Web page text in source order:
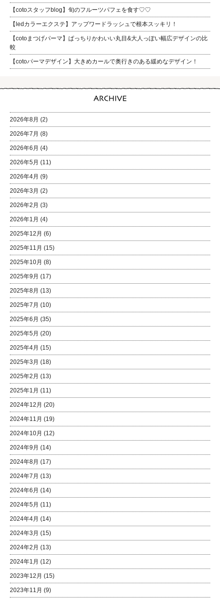
【cotoスタッフblog】旬のフルーツパフェを食す♡♡
【ledカラーエクステ】アップワードラッシュで根本スッキリ！
【cotoまつげパーマ】ぱっちりかわいい丸目&大人っぽい幅広デザインの比
較
【cotoパーマデザイン】大きめカールで奥行きのある緩めなデザイン！
2026年8月 (2)
2026年7月 (8)
2026年6月 (4)
2026年5月 (11)
2026年4月 (9)
2026年3月 (2)
2026年2月 (3)
2026年1月 (4)
2025年12月 (6)
2025年11月 (15)
2025年10月 (8)
2025年9月 (17)
2025年8月 (13)
2025年7月 (10)
2025年6月 (35)
2025年5月 (20)
2025年4月 (15)
2025年3月 (18)
2025年2月 (13)
2025年1月 (11)
2024年12月 (20)
2024年11月 (19)
2024年10月 (12)
2024年9月 (14)
2024年8月 (17)
2024年7月 (13)
2024年6月 (14)
2024年5月 (11)
2024年4月 (14)
2024年3月 (15)
2024年2月 (13)
2024年1月 (12)
2023年12月 (15)
2023年11月 (9)